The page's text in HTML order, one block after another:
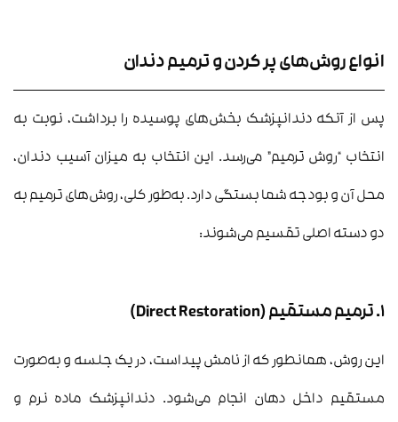
انواع روش‌های پر کردن و ترمیم دندان
پس از آنکه دندانپزشک بخش‌های پوسیده را برداشت، نوبت به
انتخاب “روش ترمیم” می‌رسد. این انتخاب به میزان آسیب دندان،
محل آن و بودجه شما بستگی دارد. به‌طور کلی، روش‌های ترمیم به
دو دسته اصلی تقسیم می‌شوند:
۱. ترمیم مستقیم (Direct Restoration)
این روش، همانطور که از نامش پیداست، در یک جلسه و به‌صورت
مستقیم داخل دهان انجام می‌شود. دندانپزشک ماده نرم و